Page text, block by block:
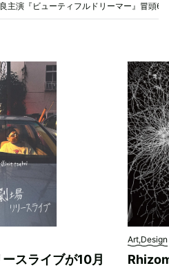
主演『ビューティフルドリーマー』冒頭6
スライブが10月
Art,Design